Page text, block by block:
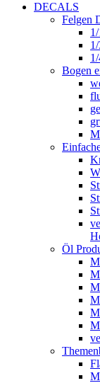
DECALS
Felgen
Bogen
Öl